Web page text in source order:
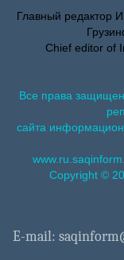
Главный редактор
Chief editor of
Все права
сайта
Copyright ©
E-mail: